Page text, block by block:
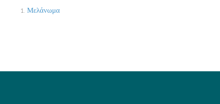
Μελάνωμα